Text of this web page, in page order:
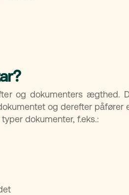
og dokumenters ægthed.
og derefter påfører
dokumenter, f.eks.: